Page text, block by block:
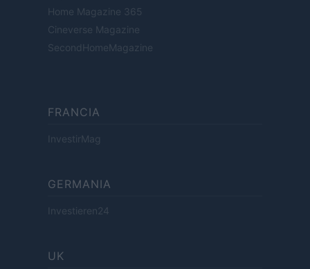
Home Magazine 365
Cineverse Magazine
SecondHomeMagazine
FRANCIA
InvestirMag
GERMANIA
Investieren24
UK